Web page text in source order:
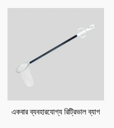
একবার ব্যবহারযোগ্য রিট্রিভাল ব্যাগ